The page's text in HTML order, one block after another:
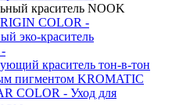
краситель NOOK
COLOR -
эко-краситель
краситель тон-в-тон
пигментом KROMATIC
COLOR - Уход для